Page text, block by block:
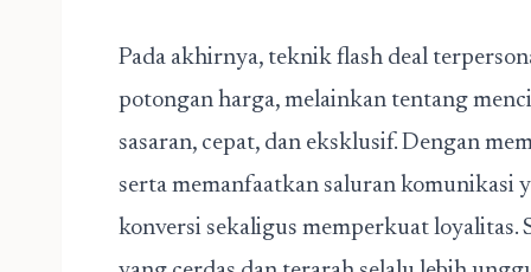
Pada akhirnya, teknik flash deal
potongan harga, melainkan tentang
sasaran, cepat, dan eksklusif. Dengan
serta memanfaatkan saluran komunikasi
konversi sekaligus memperkuat